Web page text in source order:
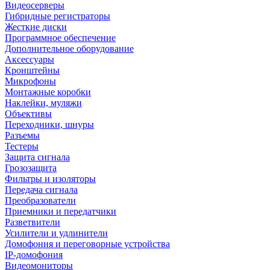
Видеосерверы
Гибридные регистраторы
Жесткие диски
Программное обеспечение
Дополнительное оборудование
Аксессуары
Кронштейны
Микрофоны
Монтажные коробки
Наклейки, муляжи
Объективы
Переходники, шнуры
Разъемы
Тестеры
Защита сигнала
Грозозащита
Фильтры и изоляторы
Передача сигнала
Преобразователи
Приемники и передатчики
Разветвители
Усилители и удлинители
Домофония и переговорные устройства
IP-домофония
Видеомониторы